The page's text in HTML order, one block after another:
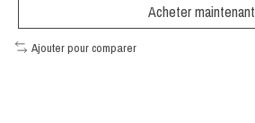
Acheter maintenant
Ajouter pour comparer